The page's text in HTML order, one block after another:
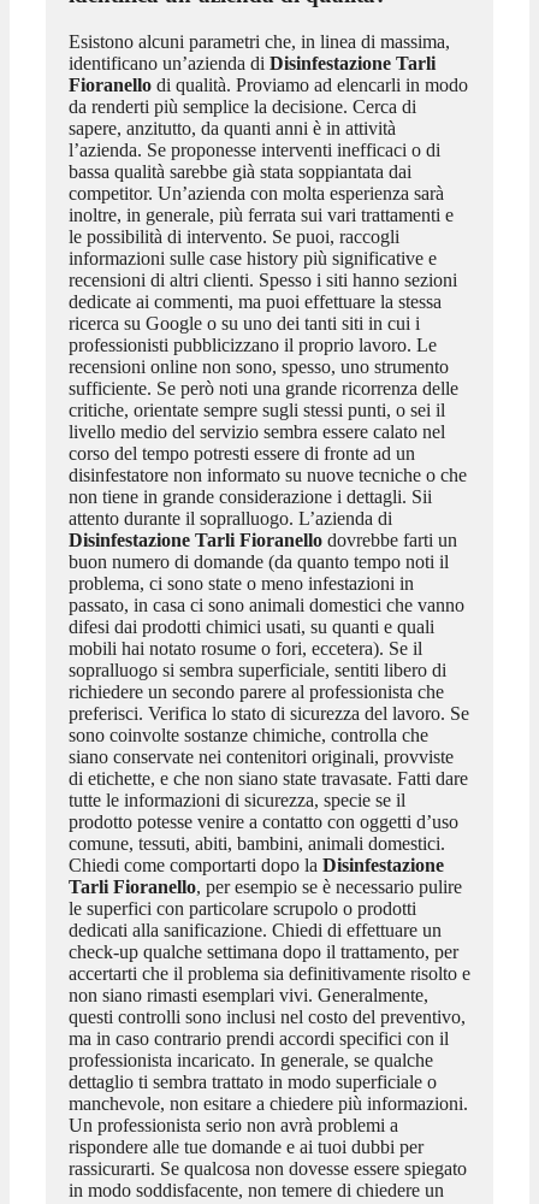
Esistono alcuni parametri che, in linea di massima,
identificano un’azienda di Disinfestazione Tarli
Fioranellodi qualità. Proviamo ad elencarli in modo
da renderti più semplice la decisione. Cerca di
sapere, anzitutto, da quanti anni è in attività
l’azienda. Se proponesse interventi inefficaci o di
bassa qualità sarebbe già stata soppiantata dai
competitor. Un’azienda con molta esperienza sarà
inoltre, in generale, più ferrata sui vari trattamenti e
le possibilità di intervento. Se puoi, raccogli
informazioni sulle case history più significative e
recensioni di altri clienti. Spesso i siti hanno sezioni
dedicate ai commenti, ma puoi effettuare la stessa
ricerca su Google o su uno dei tanti siti in cui i
professionisti pubblicizzano il proprio lavoro. Le
recensioni online non sono, spesso, uno strumento
sufficiente. Se però noti una grande ricorrenza delle
critiche, orientate sempre sugli stessi punti, o sei il
livello medio del servizio sembra essere calato nel
corso del tempo potresti essere di fronte ad un
disinfestatore non informato su nuove tecniche o che
non tiene in grande considerazione i dettagli. Sii
attento durante il sopralluogo. L’azienda di
Disinfestazione Tarli Fioranellodovrebbe farti un
buon numero di domande (da quanto tempo noti il
problema, ci sono state o meno infestazioni in
passato, in casa ci sono animali domestici che vanno
difesi dai prodotti chimici usati, su quanti e quali
mobili hai notato rosume o fori, eccetera). Se il
sopralluogo si sembra superficiale, sentiti libero di
richiedere un secondo parere al professionista che
preferisci. Verifica lo stato di sicurezza del lavoro. Se
sono coinvolte sostanze chimiche, controlla che
siano conservate nei contenitori originali, provviste
di etichette, e che non siano state travasate. Fatti dare
tutte le informazioni di sicurezza, specie se il
prodotto potesse venire a contatto con oggetti d’uso
comune, tessuti, abiti, bambini, animali domestici.
Chiedi come comportarti dopo la Disinfestazione
Tarli Fioranello, per esempio se è necessario pulire
le superfici con particolare scrupolo o prodotti
dedicati alla sanificazione. Chiedi di effettuare un
check-up qualche settimana dopo il trattamento, per
accertarti che il problema sia definitivamente risolto e
non siano rimasti esemplari vivi. Generalmente,
questi controlli sono inclusi nel costo del preventivo,
ma in caso contrario prendi accordi specifici con il
professionista incaricato. In generale, se qualche
dettaglio ti sembra trattato in modo superficiale o
manchevole, non esitare a chiedere più informazioni.
Un professionista serio non avrà problemi a
rispondere alle tue domande e ai tuoi dubbi per
rassicurarti. Se qualcosa non dovesse essere spiegato
in modo soddisfacente, non temere di chiedere un